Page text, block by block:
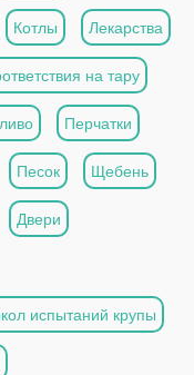
Котлы Лекарства
на тару
Перчатки
Песок Щебень
Двери
испытаний крупы